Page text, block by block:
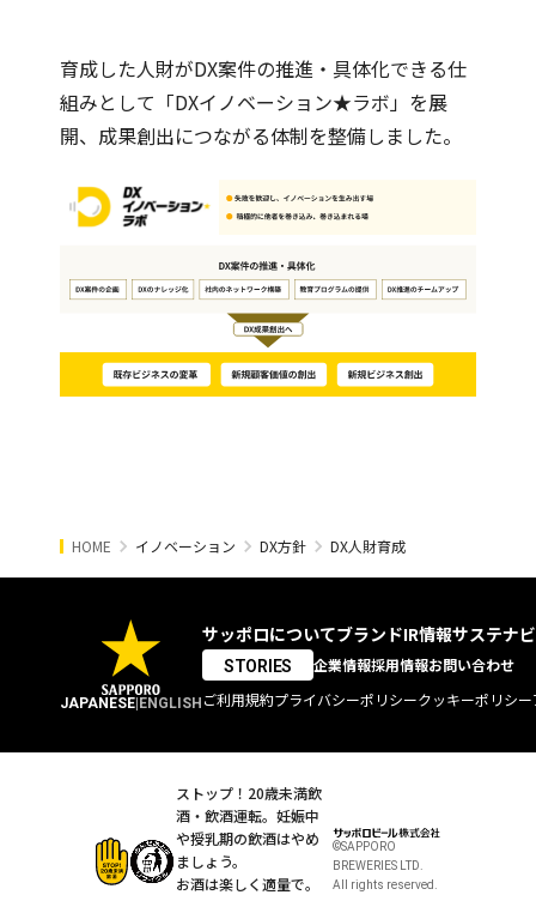
育成した人財がDX案件の推進・具体化できる仕
組みとして「DXイノベーション★ラボ」を展
開、成果創出につながる体制を整備しました。
HOME イノベーション DX方針 DX人財育成
JAPANESE|ENGLISH
サッポロについてブランドIR情報サステナ
STORIES 企業情報採用情報お問い合わせ
ご利用規約プライバシーポリシークッキーポリシー
ストップ！20歳未満飲
酒・飲酒運転。 妊娠中
や授乳期の飲酒はやめ
ましょう。
お酒は楽しく適量で。
©SAPPORO
BREWERIES LTD.
All rights reserved.